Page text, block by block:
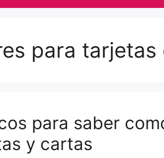
para tarjetas
para saber
y cartas